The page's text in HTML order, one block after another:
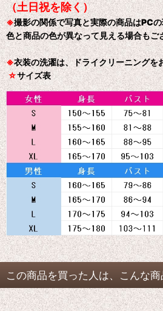
（土日祝を除く）
※撮影の関係で写真と実際の商品はPC
色と商品の色が異なって見える場合もご
※衣装の洗濯は、ドライクリーニングを
☆サイズ表
この商品を買った人は、こんな